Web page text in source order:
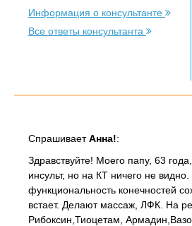
Информация о консультанте
Все ответы консультанта
СпрашиваетАнна!:
Здравствуйте! Моего папу, 63
инсульт, но на КТ ничего не
функциональность конечностей
встает. Делают массаж, ЛФК. На
Рибоксин,Тиоцетам,